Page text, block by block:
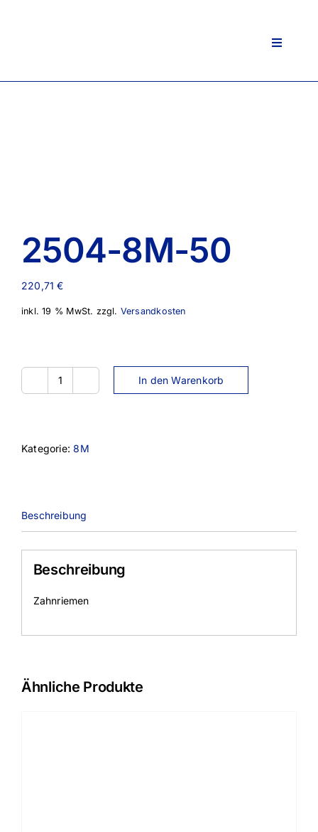
Toggle
2504-8M-50
220,71€
inkl. 19 % MwSt. zzgl. Versandkosten
2504-
In den Warenkorb
Kategorie:8M
Beschreibung
Beschreibung
Zahnriemen
Ähnliche Produkte